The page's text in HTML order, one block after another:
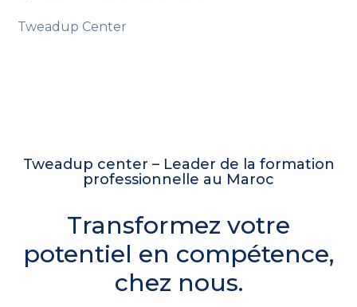
Tweadup Center
Tweadup center – Leader de la formation
professionnelle au Maroc
Transformez votre
potentiel en compétence,
chez nous.